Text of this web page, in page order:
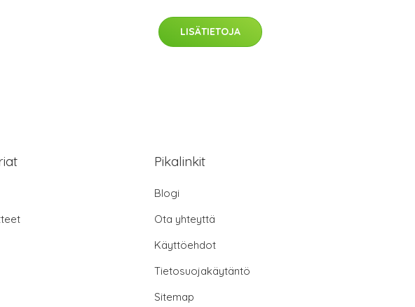
LISÄTIETOJA
Pikalinkit
Blogi
Ota yhteyttä
Käyttöehdot
Tietosuojakäytäntö
Sitemap